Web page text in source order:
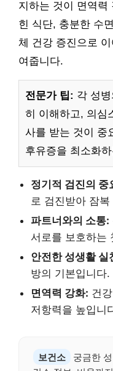
지하는 것이 면역력
힌 식단, 충분한 수
체 건강 증진으로
여줍니다.
전문가 팁: 각 성
히 이해하고, 의심
사를 받는 것이 중
후유증을 최소화
정기적 검진의 중
로 검진받아 잠
파트너와의 소통:
서로를 보호하는
안전한 성생활 실
방의 기본입니다.
면역력 강화: 건
저항력을 높입니
보건소
궁금한